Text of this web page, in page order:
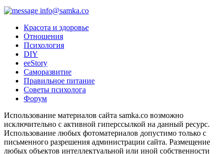
info@samka.co
Красота и здоровье
Отношения
Психология
DIY
ееStory
Саморазвитие
Правильное питание
Советы психолога
Форум
Использование материалов сайта samka.co возможно
исключительно с активной гиперссылкой на данный ресурс.
Использование любых фотоматериалов допустимо только с
письменного разрешения администрации сайта. Размещение
любых объектов интеллектуальной или иной собственности